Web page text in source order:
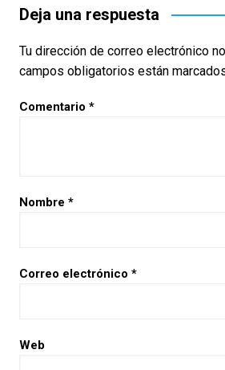
entradas
Deja una respuesta
Tu dirección de correo electrónico
campos obligatorios están
Comentario *
Nombre *
Correo electrónico *
Web